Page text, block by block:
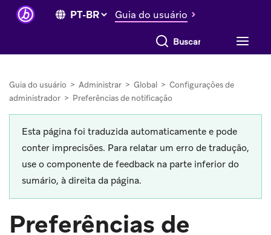
Guia do usuário
Buscar tudo
Guia do usuário > Administrar > Global > Configurações de
administrador > Preferências de notificação
Esta página foi traduzida automaticamente e pode
conter imprecisões. Para relatar um erro de tradução,
use o componente de feedback na parte inferior do
sumário, à direita da página.
Preferências de